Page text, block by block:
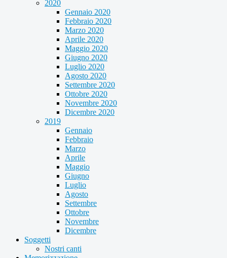
2020
Gennaio 2020
Febbraio 2020
Marzo 2020
Aprile 2020
Maggio 2020
Giugno 2020
Luglio 2020
Agosto 2020
Settembre 2020
Ottobre 2020
Novembre 2020
Dicembre 2020
2019
Gennaio
Febbraio
Marzo
Aprile
Maggio
Giugno
Luglio
Agosto
Settembre
Ottobre
Novembre
Dicembre
Soggetti
Nostri canti